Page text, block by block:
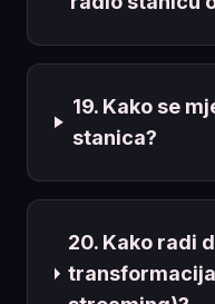
19. Kako se
stanica?
20. Kako radi
transformacija